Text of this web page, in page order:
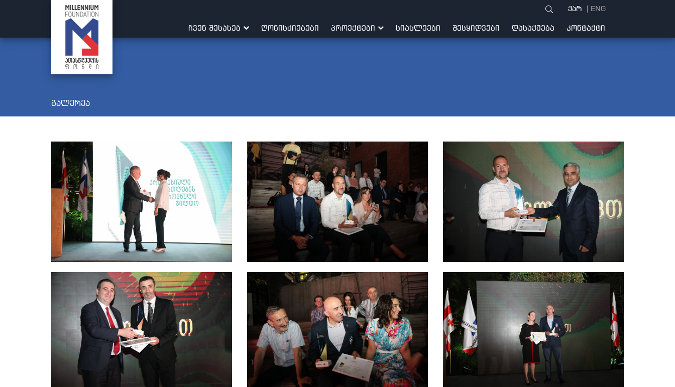
ქარ ENG
ᲩᲕᲔᲜ ᲨᲔᲡᲐᲮᲔᲑ ᲦᲝᲜᲘᲡᲫᲘᲔᲑᲔᲑᲘ ᲞᲠᲝᲔᲥᲢᲔᲑᲘ ᲡᲘᲐᲮᲚᲔᲔᲑᲘ ᲨᲔᲡᲧᲘᲓᲕᲔᲑᲘ ᲓᲐᲡᲐᲥᲛᲔᲑᲐ ᲙᲝᲜᲢᲐᲥᲢᲘ
გალერეა